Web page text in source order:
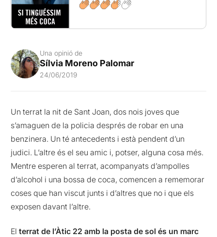
Una opinió de
Sílvia Moreno Palomar
24/06/2019
Un terrat la nit de Sant Joan, dos nois joves que
s’amaguen de la policia després de robar en una
benzinera. Un té antecedents i està pendent d’un
judici. L’altre és el seu amic i, potser, alguna cosa més.
Mentre esperen al terrat, acompanyats d’ampolles
d’alcohol i una bossa de coca, comencen a rememorar
coses que han viscut junts i d’altres que no i que els
exposen davant l’altre.
Elterrat de l’Àtic 22 amb la posta de sol és un marc